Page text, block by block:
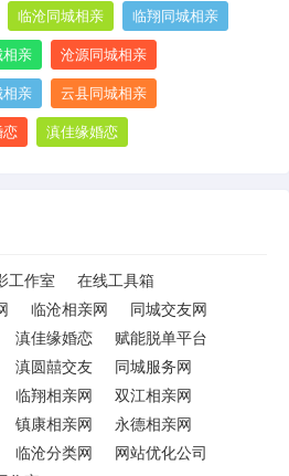
临沧同城相亲 临翔同城相亲
相亲 沧源同城相亲
相亲 云县同城相亲
恋 滇佳缘婚恋
工作室
在线工具箱
临沧相亲网
同城交友网
滇佳缘婚恋
赋能脱单平台
滇圆囍交友
同城服务网
临翔相亲网
双江相亲网
镇康相亲网
永德相亲网
临沧分类网
网站优化公司